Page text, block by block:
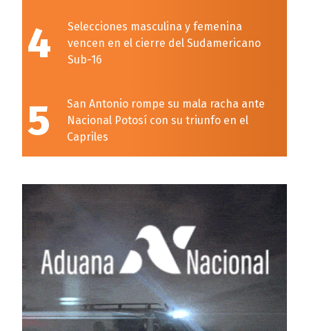
4
Selecciones masculina y femenina
vencen en el cierre del Sudamericano
Sub-16
5
San Antonio rompe su mala racha ante
Nacional Potosí con su triunfo en el
Capriles